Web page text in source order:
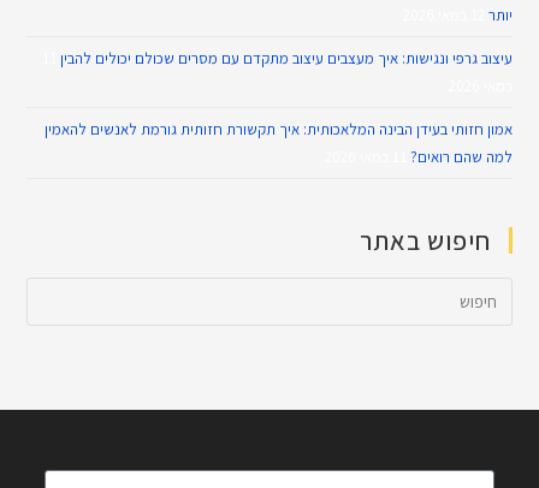
יותר
עיצוב גרפי ונגישות: איך מעצבים עיצוב מתקדם עם מסרים שכולם יכולים להבין
אמון חזותי בעידן הבינה המלאכותית: איך תקשורת חזותית גורמת לאנשים להאמין
למה שהם רואים?
חיפוש באתר